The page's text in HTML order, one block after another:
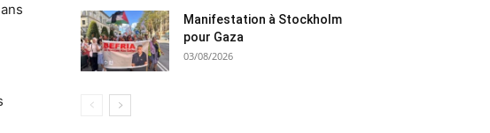
Manifestation à Stockholm
pour Gaza
03/08/2026